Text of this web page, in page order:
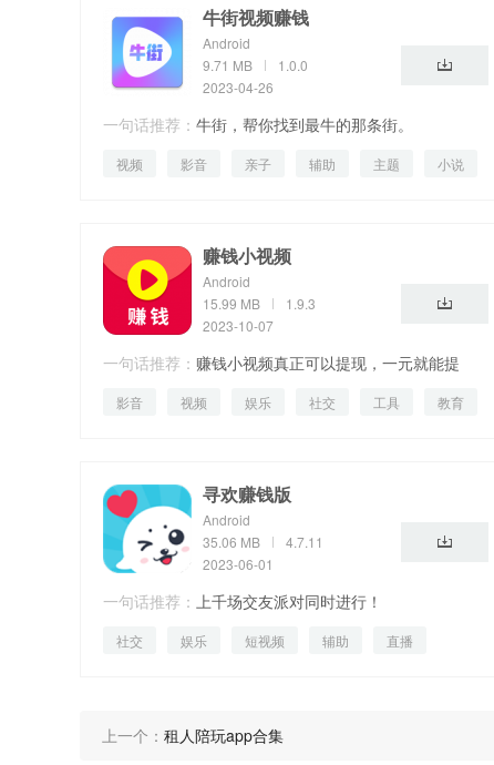
牛街视频赚钱
Android
9.71 MB
1.0.0
2023-04-26
一句话推荐： 牛街，帮你找到最牛的那条街。
视频 影音 亲子 辅助 主题 小说
赚钱小视频
Android
15.99 MB
1.9.3
2023-10-07
一句话推荐： 赚钱小视频真正可以提现，一元就能提
现！
影音 视频 娱乐 社交 工具
教育
寻欢赚钱版
Android
35.06 MB
4.7.11
2023-06-01
一句话推荐： 上千场交友派对同时进行！
社交 娱乐 短视频 辅助
直播
上一个： 租人陪玩app合集